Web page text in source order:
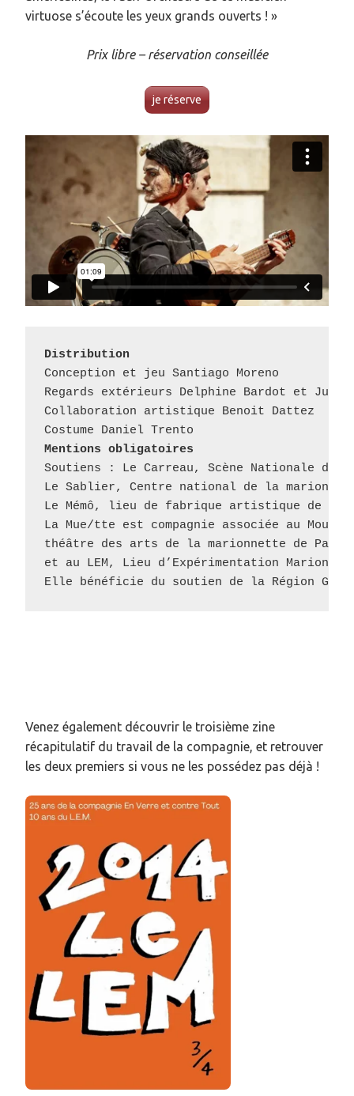
virtuose s’écoute les yeux grands ouverts ! »
Prix libre – réservation conseillée
je réserve
Distribution
Conception et jeu Santiago Moreno
Regards extérieurs Delphine Bardot et Juan
Collaboration artistique Benoit Dattez
Mentions obligatoires
Soutiens : Le Carreau, Scène Nationale de
Le Sablier, Centre national de la
Le Mémô, lieu de fabrique artistique de
La Mue/tte est compagnie associée au
théâtre des arts de la marionnette de Paris
et au LEM, Lieu d’Expérimentation
Venez également découvrir le troisième zine
récapitulatif du travail de la compagnie, et retrouver
les deux premiers si vous ne les possédez pas déjà !